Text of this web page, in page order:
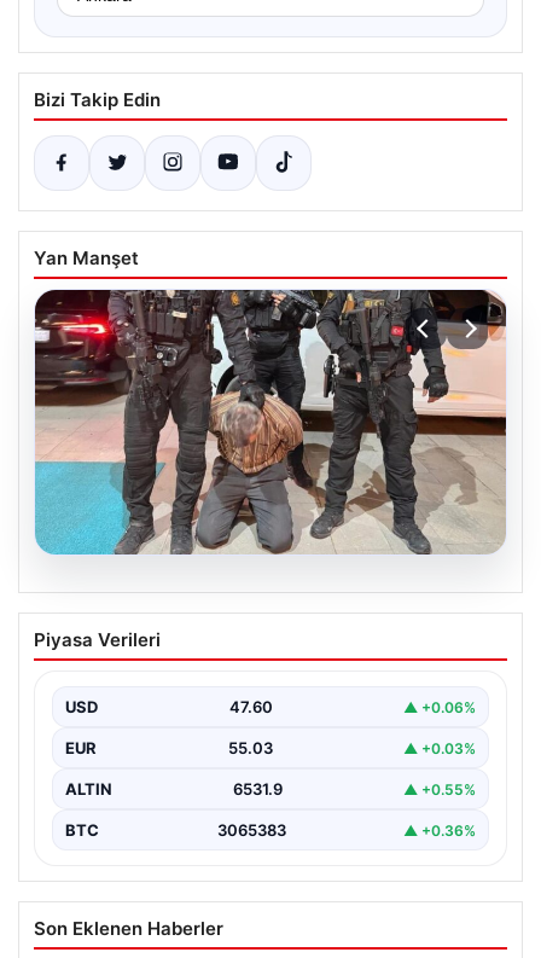
Bizi Takip Edin
Yan Manşet
05.08.2026
FETÖ’nün Marmaris Suikast Planındaki
Teröristin Detaylı İfadesi Gün yüzüne
15 Temmuz 2016 darbe girişimi sırasında
planlanan suikast girişiminin…
Piyasa Verileri
USD 47.60 ▲ +0.06%
EUR 55.03 ▲ +0.03%
ALTIN 6531.9 ▲ +0.55%
BTC 3065383 ▲ +0.36%
Son Eklenen Haberler